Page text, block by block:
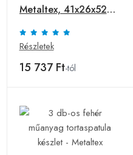
Metaltex, 41x26x52
cm, műanyag / fém /
krometherm burkolat,
fehér / ezüst
Részletek
15 737 Ft-tól